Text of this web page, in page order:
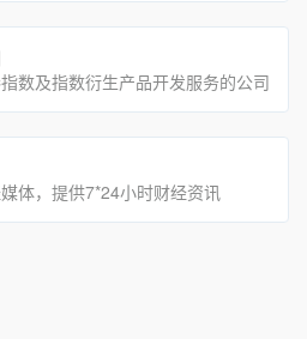
数及指数衍生产品开发服务的公司
体，提供7*24小时财经资讯